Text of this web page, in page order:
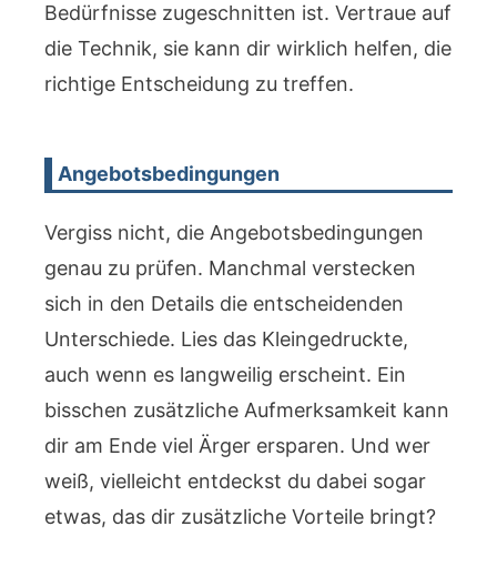
Bedürfnisse zugeschnitten ist. Vertraue auf
die Technik, sie kann dir wirklich helfen, die
richtige Entscheidung zu treffen.
Angebotsbedingungen
Vergiss nicht, die Angebotsbedingungen
genau zu prüfen. Manchmal verstecken
sich in den Details die entscheidenden
Unterschiede. Lies das Kleingedruckte,
auch wenn es langweilig erscheint. Ein
bisschen zusätzliche Aufmerksamkeit kann
dir am Ende viel Ärger ersparen. Und wer
weiß, vielleicht entdeckst du dabei sogar
etwas, das dir zusätzliche Vorteile bringt?